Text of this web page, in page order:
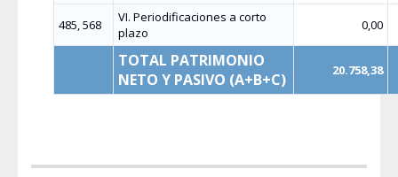
485, 568
VI. Periodificaciones a corto
plazo
0,00
TOTAL PATRIMONIO
NETO Y PASIVO (A+B+C)
20.758,38